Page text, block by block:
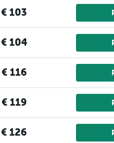
€ 103
€ 104
€ 116
€ 119
€ 126